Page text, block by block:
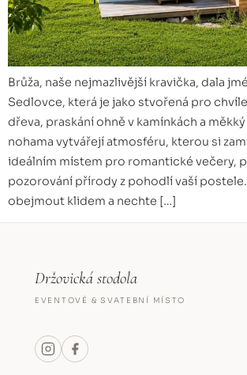
Brůža, naše nejmazlivější kravička, dala
Sedlovce, která je jako stvořená pro
dřeva, praskání ohně v kamínkách a
nohama vytvářejí atmosféru, kterou si
ideálním místem pro romantické večery,
pozorování přírody z pohodlí vaší
obejmout klidem a nechte […]
Držovická stodola
EVENTOVÉ & SVATEBNÍ MÍSTO